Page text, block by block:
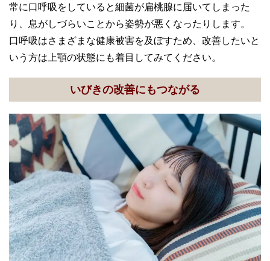
常に口呼吸をしていると細菌が扁桃腺に届いてしまった
り、息がしづらいことから姿勢が悪くなったりします。
口呼吸はさまざまな健康被害を及ぼすため、改善したいと
いう方は上顎の状態にも着目してみてください。
いびきの改善にもつながる